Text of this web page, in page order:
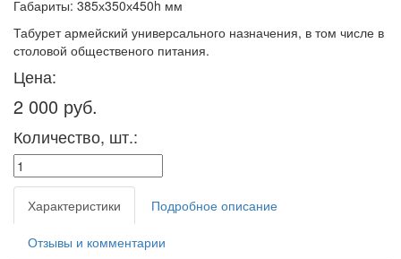
Габариты: 385х350х450h мм
Табурет армейский универсального назначения, в том числе в
столовой общественого питания.
Цена:
2 000 руб.
Количество, шт.:
Характеристики Подробное описание
Отзывы и комментарии